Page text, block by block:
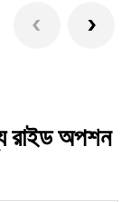
রাইড অপশন